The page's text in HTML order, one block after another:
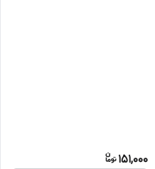
151,000